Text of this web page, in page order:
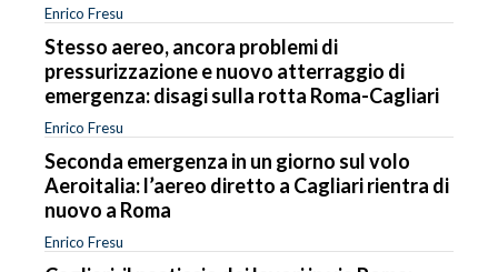
Enrico Fresu
Stesso aereo, ancora problemi di
pressurizzazione e nuovo atterraggio di
emergenza: disagi sulla rotta Roma-Cagliari
Enrico Fresu
Seconda emergenza in un giorno sul volo
Aeroitalia: l’aereo diretto a Cagliari rientra di
nuovo a Roma
Enrico Fresu